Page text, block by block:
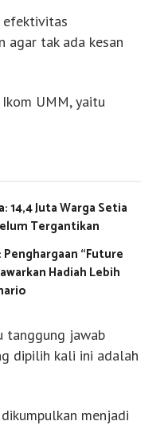
efektivitas
agar tak ada kesan
UMM, yaitu
Tergantikan
“Future
Hadiah Lebih
tanggung jawab
dipilih kali ini adalah
menjadi